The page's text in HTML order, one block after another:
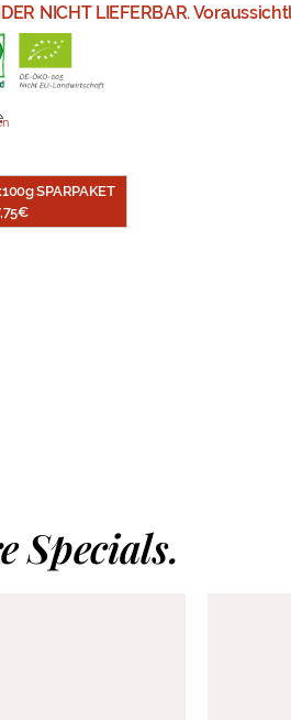
NICHT LIEFERBAR.
SPARPAKET
€
Specials.